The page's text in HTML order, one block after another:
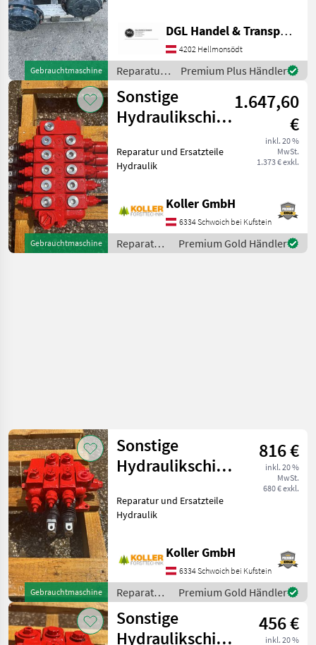
Gebrauchtmaschine
Generalüberholt. Preis:€
3.600, - inkl. Mwst.
Reparatur und Ersatzteile
Sonstige Reparatur
DGL Handel & Transporte
4202 Hellmonsödt
Reparatur
und
Ersatzteile
/ Sonstige
Premium Plus Händler
Gebrauchtmaschine
Sonstige
Hydraulikschieberblock
fach
1.647,60
€
inkl. 20 %
MwSt.
1.373 € exkl.
Reparatur und Ersatzteile
Hydraulik
Koller GmbH
6334 Schwoich bei Kufstein
Reparatur
und
Premium Gold Händler
Gebrauchtmaschine
Sonstige
Hydraulikschieberblock
816 €
inkl. 20 %
MwSt.
680 € exkl.
Reparatur und Ersatzteile
Hydraulik
Koller GmbH
6334 Schwoich bei Kufstein
Reparatur
und
Ersatzteile
/ Sonstige
Premium Gold Händler
Sonstige
Hydraulikschieberblock
456 €
inkl. 20 %